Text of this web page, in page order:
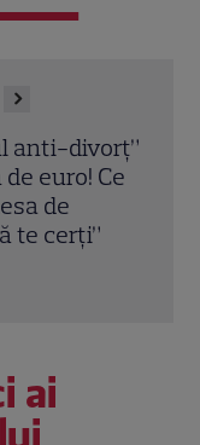
ce fiica
ai